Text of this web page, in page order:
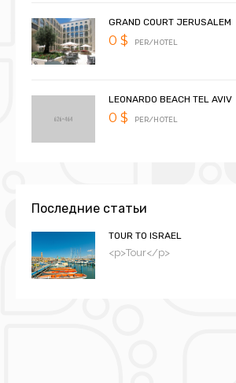
GRAND COURT JERUSALEM
0 $ PER/HOTEL
LEONARDO BEACH TEL AVIV
0 $ PER/HOTEL
Последние статьи
TOUR TO ISRAEL
<p>Tour</p>